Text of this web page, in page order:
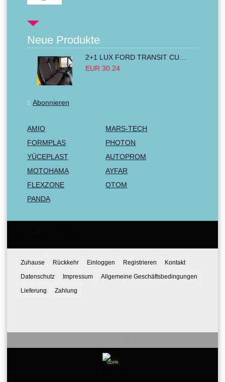
Neue Produkte
EUR 30.24
Abonnieren
AMIO
MARS-TECH
FORMPLAS
PHOTON
YÜCEPLAST
AUTOPROM
MOTOHAMA
AYFAR
FLEXZONE
OTOM
PANDA
Zuhause Rückkehr Einloggen Registrieren
Kontakt
Datenschutz
Impressum
Allgemeine Geschäftsbedingungen
Lieferung
Zahlung
GDPR